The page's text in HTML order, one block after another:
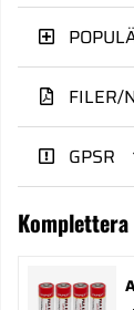
FILER/
GPSR
Komplettera